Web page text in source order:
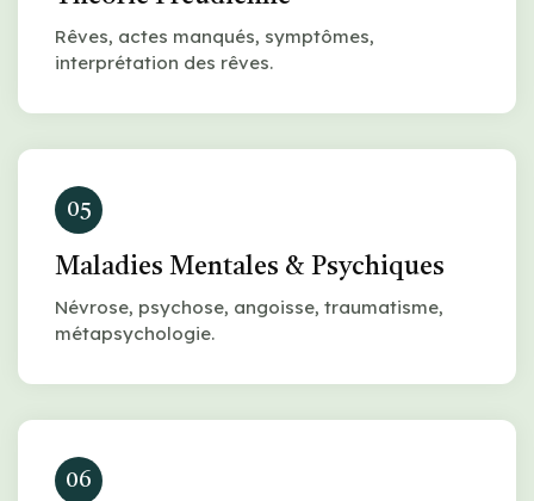
Rêves, actes manqués, symptômes,
interprétation des rêves.
05
Maladies Mentales & Psychiques
Névrose, psychose, angoisse, traumatisme,
métapsychologie.
06